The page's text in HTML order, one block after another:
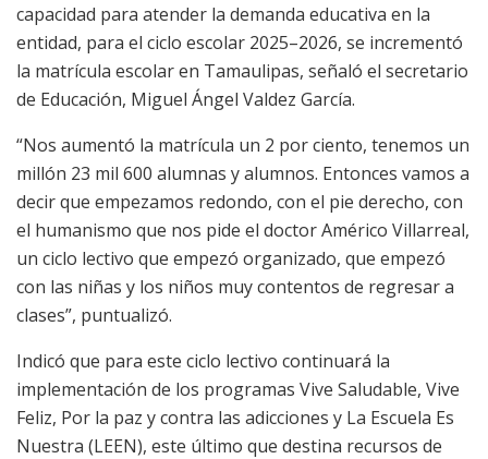
capacidad para atender la demanda educativa en la
entidad, para el ciclo escolar 2025–2026, se incrementó
la matrícula escolar en Tamaulipas, señaló el secretario
de Educación, Miguel Ángel Valdez García.
“Nos aumentó la matrícula un 2 por ciento, tenemos un
millón 23 mil 600 alumnas y alumnos. Entonces vamos a
decir que empezamos redondo, con el pie derecho, con
el humanismo que nos pide el doctor Américo Villarreal,
un ciclo lectivo que empezó organizado, que empezó
con las niñas y los niños muy contentos de regresar a
clases”, puntualizó.
Indicó que para este ciclo lectivo continuará la
implementación de los programas Vive Saludable, Vive
Feliz, Por la paz y contra las adicciones y La Escuela Es
Nuestra (LEEN), este último que destina recursos de